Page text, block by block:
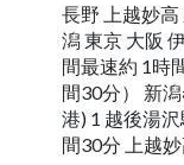
長野 上越妙
潟 東京 大阪
間最速約 1時
間30分） 新
港) 1 越後湯
間30分 上越